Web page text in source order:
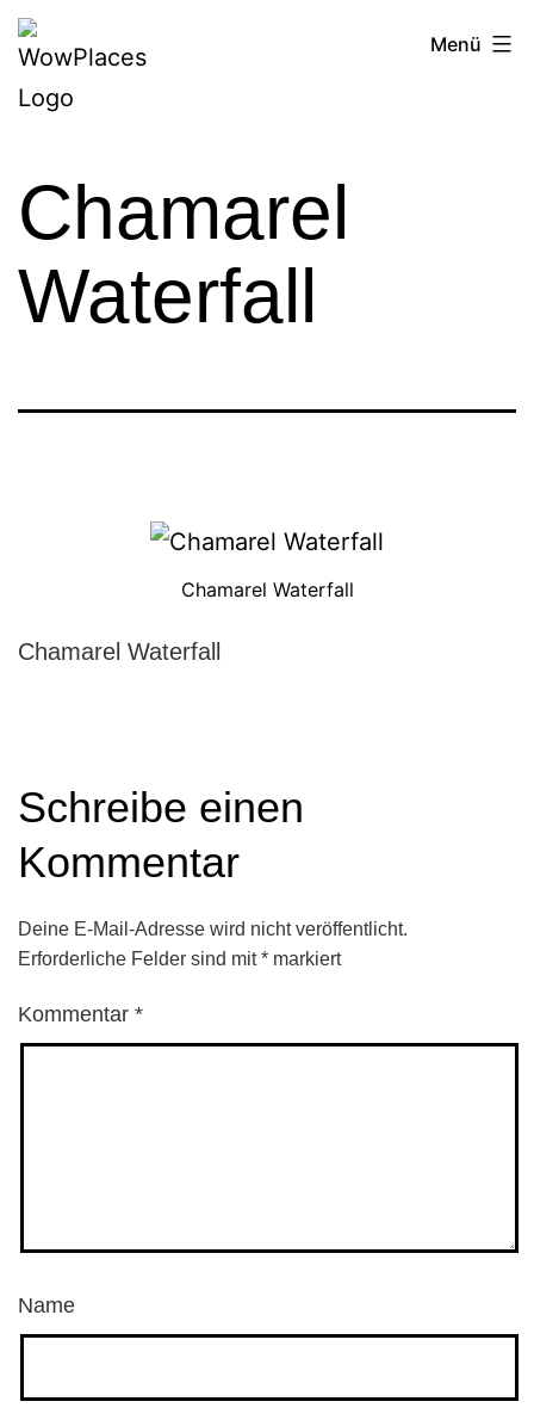
Zum
Inhalt
springen
Reiseblog
WowPlaces.de
Menü
Chamarel
Waterfall
Chamarel Waterfall
Chamarel Waterfall
Schreibe einen
Kommentar
Deine E-Mail-Adresse wird nicht veröffentlicht.
Erforderliche Felder sind mit* markiert
Kommentar *
Name